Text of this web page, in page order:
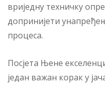
вриједну техничку
допринијети
процеса.
Посјета Њене
један важан корак у